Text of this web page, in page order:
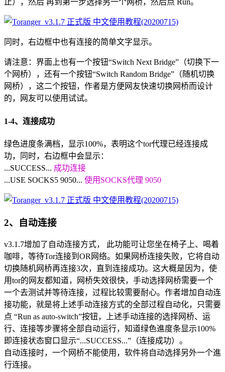
止），然后 再到第一步选择另一个网桥，然后点 Run。
同时，右边框中也有连接的简单文字显示。
请注意：界面上也有一个按钮“Switch Next Bridge”（切换下一
个网桥），还有一个按钮“Switch Random Bridge”（随机切换
网桥），这二个按钮，作者是方便网友快速切换网桥而设计
的，网友可以使用试试。
1-4、连接成功
绿色进度条满档，显示100%，表明这个tor代理已经连接成
功，同时，右边框中会显示：
...SUCCESS... 成功连接
...USE SOCKS5 9050... 使用SOCKS代理 9050
2、自动连接
v3.1.7增加了自动连接方式， 此功能可让您坐在椅子上、喝着
咖啡，等待Tor连接到OR网络。如果网桥连接失败，它将自动
切换随机网桥再连接3次，直到连接成功。这大概是因为，使
用tor的网友都知道，网桥失效很快，手动选择网桥需要一个
一个去测试并等待连接，过程比较需要耐心。作者增加自动连
接功能，就是将上述手动连接方式的全部过程自动化，只需要
点 “Run as auto-switch”按钮，上述手动连接的选择网桥、运
行、连接等步骤将全部自动运行，知道绿色進度条显示100%
即连接状态窗口显示“...SUCCESS...”（连接成功）。
自动连接时，一个网桥不能使用，软件将自动选择另外一个進
行连接。